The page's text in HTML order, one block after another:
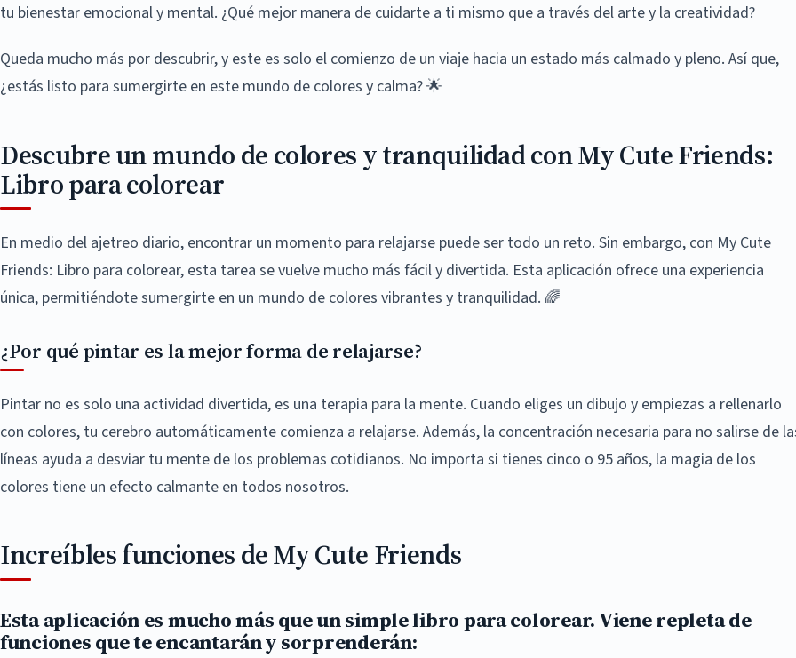
tu bienestar emocional y mental. ¿Qué mejor manera de cuidarte a ti mismo que a través del arte y la creatividad?
Queda mucho más por descubrir, y este es solo el comienzo de un viaje hacia un estado más calmado y pleno. Así que,
¿estás listo para sumergirte en este mundo de colores y calma? 🌟
Descubre un mundo de colores y tranquilidad con My Cute Friends:
Libro para colorear
En medio del ajetreo diario, encontrar un momento para relajarse puede ser todo un reto. Sin embargo, con My Cute
Friends: Libro para colorear, esta tarea se vuelve mucho más fácil y divertida. Esta aplicación ofrece una experiencia
única, permitiéndote sumergirte en un mundo de colores vibrantes y tranquilidad. 🌈
¿Por qué pintar es la mejor forma de relajarse?
Pintar no es solo una actividad divertida, es una terapia para la mente. Cuando eliges un dibujo y empiezas a rellenarlo
con colores, tu cerebro automáticamente comienza a relajarse. Además, la concentración necesaria para no salirse de
líneas ayuda a desviar tu mente de los problemas cotidianos. No importa si tienes cinco o 95 años, la magia de los
colores tiene un efecto calmante en todos nosotros.
Increíbles funciones de My Cute Friends
Esta aplicación es mucho más que un simple libro para colorear. Viene repleta de
funciones que te encantarán y sorprenderán: